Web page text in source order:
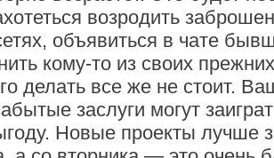
возродить
объявиться в чате
кому-то из своих
делать все же не стоит.
заслуги могут
Новые проекты лучше